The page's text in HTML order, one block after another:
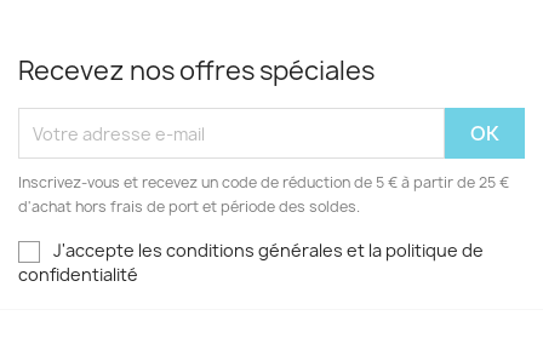
Recevez nos offres spéciales
Inscrivez-vous et recevez un code de réduction de 5 € à partir de 25 €
d'achat hors frais de port et période des soldes.
J'accepte les conditions générales et la politique de
confidentialité